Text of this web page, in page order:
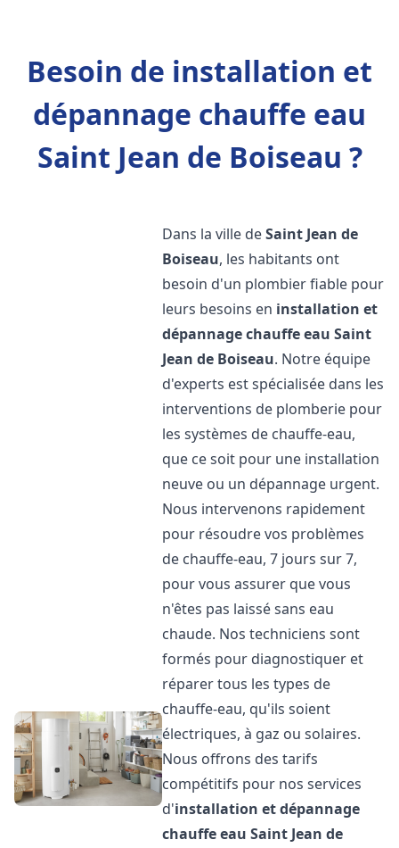
Besoin de installation et
dépannage chauffe eau
Saint Jean de Boiseau ?
Dans la ville deSaint Jean de
Boiseau, les habitants ont
besoin d'un plombier fiable pour
leurs besoins en installation et
dépannage chauffe eau Saint
Jean de Boiseau. Notre équipe
d'experts est spécialisée dans les
interventions de plomberie pour
les systèmes de chauffe-eau,
que ce soit pour une installation
neuve ou un dépannage urgent.
Nous intervenons rapidement
pour résoudre vos problèmes
de chauffe-eau, 7 jours sur 7,
pour vous assurer que vous
n'êtes pas laissé sans eau
chaude. Nos techniciens sont
formés pour diagnostiquer et
réparer tous les types de
chauffe-eau, qu'ils soient
électriques, à gaz ou solaires.
Nous offrons des tarifs
compétitifs pour nos services
d'installation et dépannage
chauffe eau Saint Jean de